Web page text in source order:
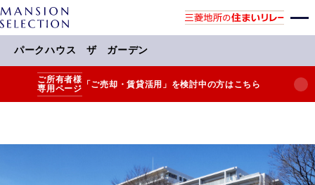
パークハウス ザ ガーデン
ご所有者様
専用ページ 「ご売却・賃貸活用」を検討中の方はこちら